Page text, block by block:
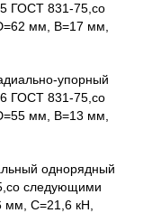
ГОСТ 831-75,со
мм, В=17 мм,
упорный
ГОСТ 831-75,со
мм, В=13 мм,
однорядный
следующими
С=21,6 кН,